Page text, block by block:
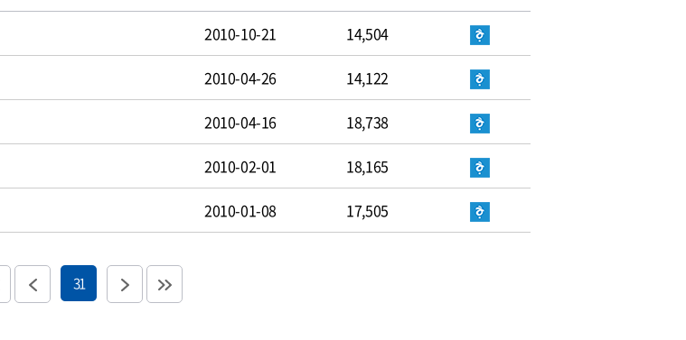
2010-10-21 14,504
2010-04-26 14,122
2010-04-16 18,738
2010-02-01 18,165
2010-01-08 17,505
31